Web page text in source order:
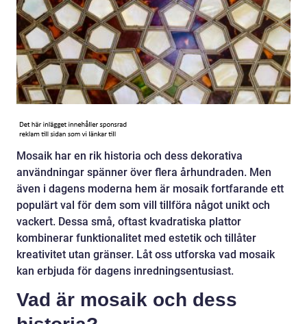
Mosaik har en rik historia och dess dekorativa
användningar spänner över flera århundraden. Men
även i dagens moderna hem är mosaik fortfarande ett
populärt val för dem som vill tillföra något unikt och
vackert. Dessa små, oftast kvadratiska plattor
kombinerar funktionalitet med estetik och tillåter
kreativitet utan gränser. Låt oss utforska vad mosaik
kan erbjuda för dagens inredningsentusiast.
Vad är mosaik och dess